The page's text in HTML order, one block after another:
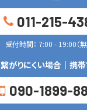
011-215-
受付時間： 7:00 - 19:00（無
繋がりにくい場合｜携
090-1899-